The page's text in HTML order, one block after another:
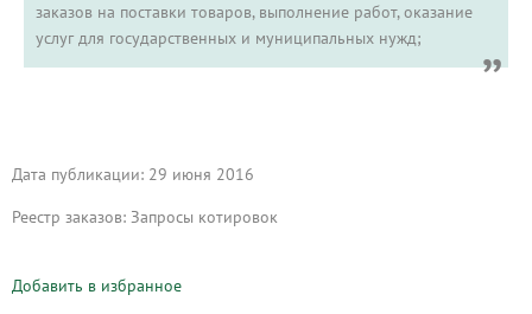
заказов на поставки товаров, выполнение работ, оказание
услуг для государственных и муниципальных нужд;
Дата публикации: 29 июня 2016
Реестр заказов: Запросы котировок
Добавить в избранное